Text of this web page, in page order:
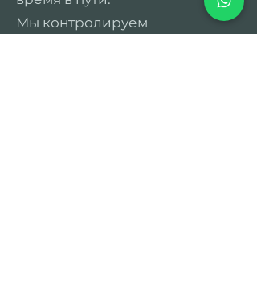
Мы контролируем